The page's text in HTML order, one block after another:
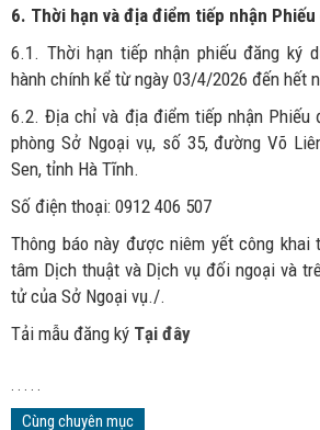
6. Thời hạn và địa điểm tiếp nhận
6.1. Thời hạn tiếp nhận phiếu đăng ký
hành chính kể từ ngày 03/4/2026 đến hết
6.2. Địa chỉ và địa điểm tiếp nhận Phiếu
phòng Sở Ngoại vụ, số 35, đường Võ
Sen, tỉnh Hà Tĩnh.
Số điện thoại: 0912 406 507
Thông báo này được niêm yết công khai
tâm Dịch thuật và Dịch vụ đối ngoại và
tử của Sở Ngoại vụ./.
Tải mẫu đăng ký Tại đây
. . . . .
Cùng chuyên mục